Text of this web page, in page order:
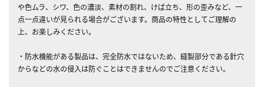
や色ムラ、シワ、色の濃淡、素材の割れ、けば立ち、形の歪みなど、一
点一点違いが見られる場合がございます。商品の特性としてご理解の
上、お楽しみください。
・防水機能がある製品は、完全防水ではないため、縫製部分である針穴
からなどの水の侵入は防ぐことはできませんのでご注意ください。